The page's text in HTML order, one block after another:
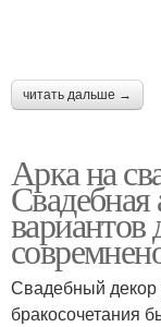
читать дальше →
Арка на
вариантов
Свадебный декор
бракосочетания